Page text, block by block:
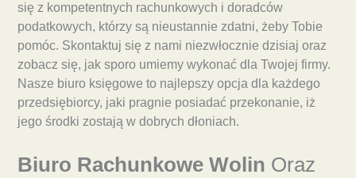
się z kompetentnych rachunkowych i doradców
podatkowych, którzy są nieustannie zdatni, żeby Tobie
pomóc. Skontaktuj się z nami niezwłocznie dzisiaj oraz
zobacz się, jak sporo umiemy wykonać dla Twojej firmy.
Nasze biuro księgowe to najlepszy opcja dla każdego
przedsiębiorcy, jaki pragnie posiadać przekonanie, iż
jego środki zostają w dobrych dłoniach.
Biuro Rachunkowe Wolin Oraz